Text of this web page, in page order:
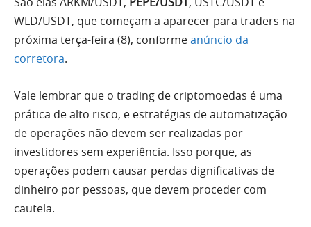
WLD/USDT, que começam a aparecer para traders na
próxima terça-feira (8), conformeanúncio da
corretora.
Vale lembrar que o trading de criptomoedas é uma
prática de alto risco, e estratégias de automatização
de operações não devem ser realizadas por
investidores sem experiência. Isso porque, as
operações podem causar perdas dignificativas de
dinheiro por pessoas, que devem proceder com
cautela.